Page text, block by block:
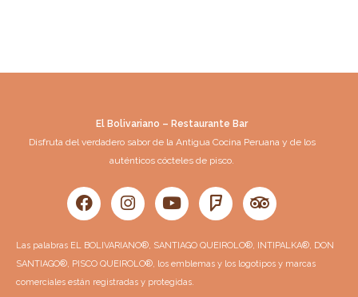
El Bolivariano – Restaurante Bar
Disfruta del verdadero sabor de la Antigua Cocina Peruana y de los
auténticos cócteles de pisco.
F
a
c
b
o
o
I
n
s
a
g
r
Y
o
u
u
b
e
F
o
u
s
q
T
r
i
a
d
Las palabras EL BOLIVARIANO®, SANTIAGO QUEIROLO®, INTIPALKA®, DON
SANTIAGO®, PISCO QUEIROLO®, los emblemas y los logotipos y marcas
comerciales están registradas y protegidas.